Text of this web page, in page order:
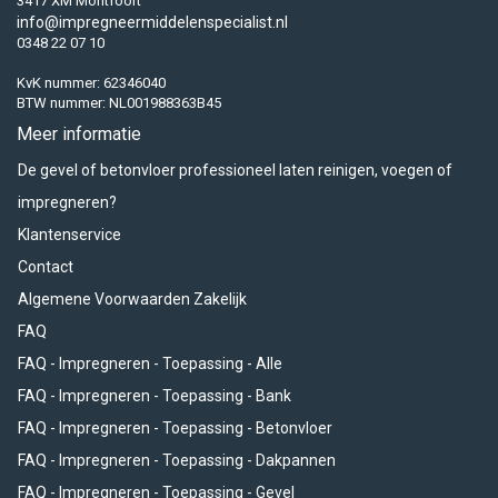
info@impregneermiddelenspecialist.nl
0348 22 07 10
KvK nummer: 62346040
BTW nummer: NL001988363B45
Meer informatie
De gevel of betonvloer professioneel laten reinigen, voegen of
impregneren?
Klantenservice
Contact
Algemene Voorwaarden Zakelijk
FAQ
FAQ - Impregneren - Toepassing - Alle
FAQ - Impregneren - Toepassing - Bank
FAQ - Impregneren - Toepassing - Betonvloer
FAQ - Impregneren - Toepassing - Dakpannen
FAQ - Impregneren - Toepassing - Gevel